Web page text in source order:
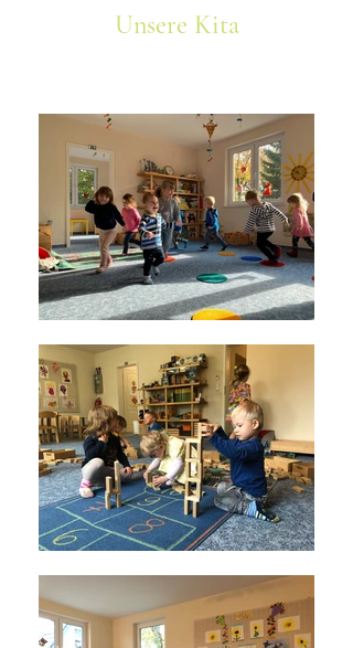
Unsere Kita